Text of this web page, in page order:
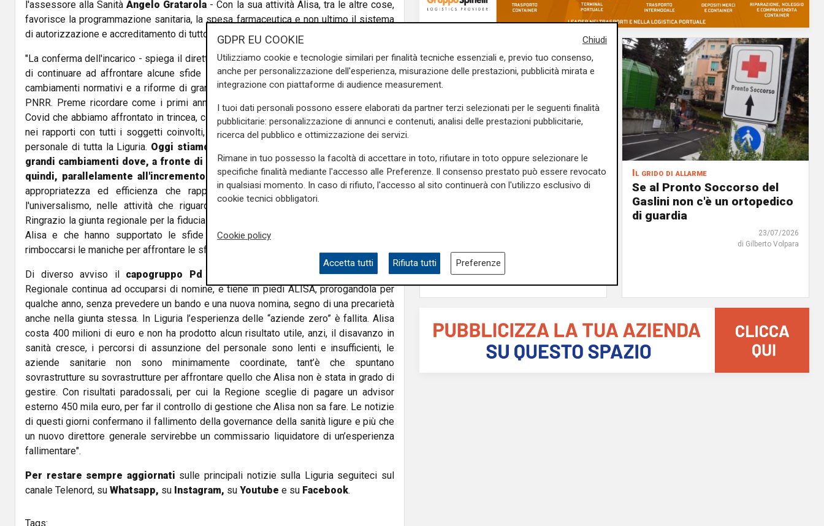
l'assessore alla SanitàAngelo Gratarola - Con la sua attività Alisa, tra le altre cose,
favorisce la programmazione sanitaria, la spesa farmaceutica e non ultimo il sistema
di autorizzazione e accreditamento di tutto il sistema sanitario e sociosanitario".
"La conferma dell'incarico - spiega il direttore generaleFilippo Ansaldi- ci permette
di continuare ad affrontare alcune sfide che, come altre regioni, sono connesse ai
cambiamenti normativi e a riforme di grande rilievo come quella in atto attraverso il
PNRR. Preme ricordare come i primi anni del mandato sono stati caratterizzati dal
Covid che abbiamo affrontato in trincea, cementando uno spirito di squadra in Alisa e
nei rapporti con tutti i soggetti coinvolti, Governo, Regione, Asl, ospedali, medici e
personale di tutta la Liguria. Oggi stiamo invece vivendo un periodo storico di
grandi cambiamenti dove, a fronte di risorse definite, aumenta la domanda e
quindi, parallelamente all'incremento della produttività, dobbiamo puntare su
appropriatezza ed efficienza che rappresentano ormai un must per garantire
l'universalismo, nelle attività che riguardano le risposte ai bisogni del cittadino.
Ringrazio la giunta regionale per la fiducia rinnovata e tutte le persone che lavorano in
Alisa e che hanno supportato le sfide di questi tre anni e che sono pronte a
rimboccarsi le maniche per affrontare le sfide che abbiamo davanti".
Di diverso avviso il capogruppo Pd in Regione Luca Garibaldi: "La Giunta
Regionale continua ad occuparsi di nomine, e tiene in piedi ALISA, prorogandola per
qualche anno, senza prevedere un bando e una nuova nomina, segno di una precarietà
anche nella giunta stessa. In Liguria l’esperienza delle “aziende zero” è fallita. Alisa
costa 400 milioni di euro e non ha prodotto alcun risultato utile, anzi, il disavanzo in
sanità cresce, i percorsi di assunzione del personale sono lenti e insufficienti, le
aziende sanitarie non sono minimamente coordinate, tant’è che spuntano
sovrastrutture su sovrastrutture per affrontare quello che Alisa non è stata in grado di
gestire. Con risultati paradossali, per cui la Regione sceglie di pagare un advisor
esterno 450 mila euro, per far il controllo di gestione che Alisa non sa fare. Le notizie
di questi giorni confermano il fallimento della governance della sanità ligure e più che
un nuovo direttore generale servirebbe un commissario liquidatore di un’esperienza
fallimentare".
Per restare sempre aggiornati sulle principali notizie sulla Liguria seguiteci sul
canale Telenord, su Whatsapp, su Instagram, su Youtube e su Facebook.
Tags:
La denuncia
Caro carburante, corteo di
Il grido di allarme
Se al Pronto Soccorso del
Gaslini non c'è un ortopedico
di guardia
23/07/2026
di Gilberto Volpara
Chiudi
GDPR EU COOKIE
Utilizziamo cookie e tecnologie similari per finalità tecniche essenziali e, previo tuo consenso,
anche per personalizzazione dell'esperienza, misurazione delle prestazioni, pubblicità mirata e
integrazione con piattaforme di audience measurement.
I tuoi dati personali possono essere elaborati da partner terzi selezionati per le seguenti finalità
pubblicitarie: personalizzazione di annunci e contenuti, analisi delle prestazioni pubblicitarie,
ricerca del pubblico e ottimizzazione dei servizi.
Rimane in tuo possesso la facoltà di accettare in toto, rifiutare in toto oppure selezionare le
specifiche finalità mediante l'accesso alle Preferenze. Il consenso prestato può essere revocato
in qualsiasi momento. In caso di rifiuto, l'accesso al sito continuerà con l'utilizzo esclusivo di
cookie tecnici obbligatori.
Cookie policy
Accetta tutti Rifiuta tutti Preferenze